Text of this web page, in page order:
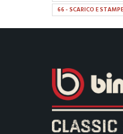
66 - SCARICO E